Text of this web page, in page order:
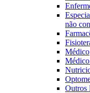
não
Médico
Outros